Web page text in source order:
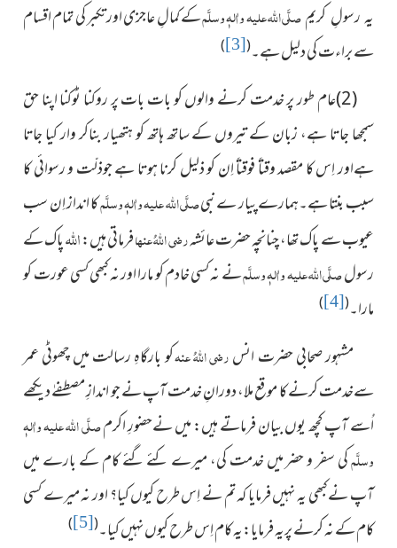
یہ رسولِ کریمصلَّی اللہ علیہ واٰلہٖ وسلَّمکے کمالِ عاجزی اور تکبر کی تماماقسام
سے براءت کی دلیل ہے۔(
[3]
)
(2)عام طور پر خدمت کرنے والوں کو بات بات پر روکنا ٹوکنا اپنا حق
سمجھا جاتا ہے، زبان کے تیروں کے ساتھ ہاتھ کو ہتھیار بناکر وار کیا جاتا
ہےاور اِس کا مقصد وقتاً فوقتاً اِن کو ذلیل کرنا ہوتا ہے جوذلّت و رسوائی کا
سبب بنتا ہے۔ہمارے پیار ے نبیصلَّی اللہ علیہ واٰلہٖ وسلَّمکا انداز اِن سب
عیوب سے پاک تھا، چنانچہ حضرت عائشہرضی اللہُ عنہافرماتی ہیں:اللہپاک کے
رسولصلَّی اللہ علیہ واٰلہٖ وسلَّمنے نہ کسی خادم کو مارا اور نہ کبھی کسی عورت کو
مارا۔(
[4]
)
مشہور صحابی حضرت انسرضی اللہُ عنہکو بارگاہِ رسالت میں چھوٹی عمر
سےخدمت کرنے کا موقع ملا، دورانِ خدمت آپ نے جو اندازِ مصطفےٰ دیکھے
اُسے آپ کچھ یوں بیان فرماتے ہیں: میں نےحضورِ اکرمصلَّی اللہ علیہ واٰلہٖ
وسلَّمکی سفر و حضر میں خدمت کی، میرے کئے گئے کام کے بارے میں
آپ نے کبھی یہ نہیں فرمایا کہ تم نے اِس طرح کیوں کیا؟ اور نہ میرے کسی
کام کے نہ کرنے پریہ فرمایا:یہ کام اِس طرح کیوں نہیں کیا۔(
[5]
)